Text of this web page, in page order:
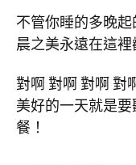
不管你睡的多晚
晨之美永遠在這
對啊 對啊 對啊 對
美好的一天就是
餐！